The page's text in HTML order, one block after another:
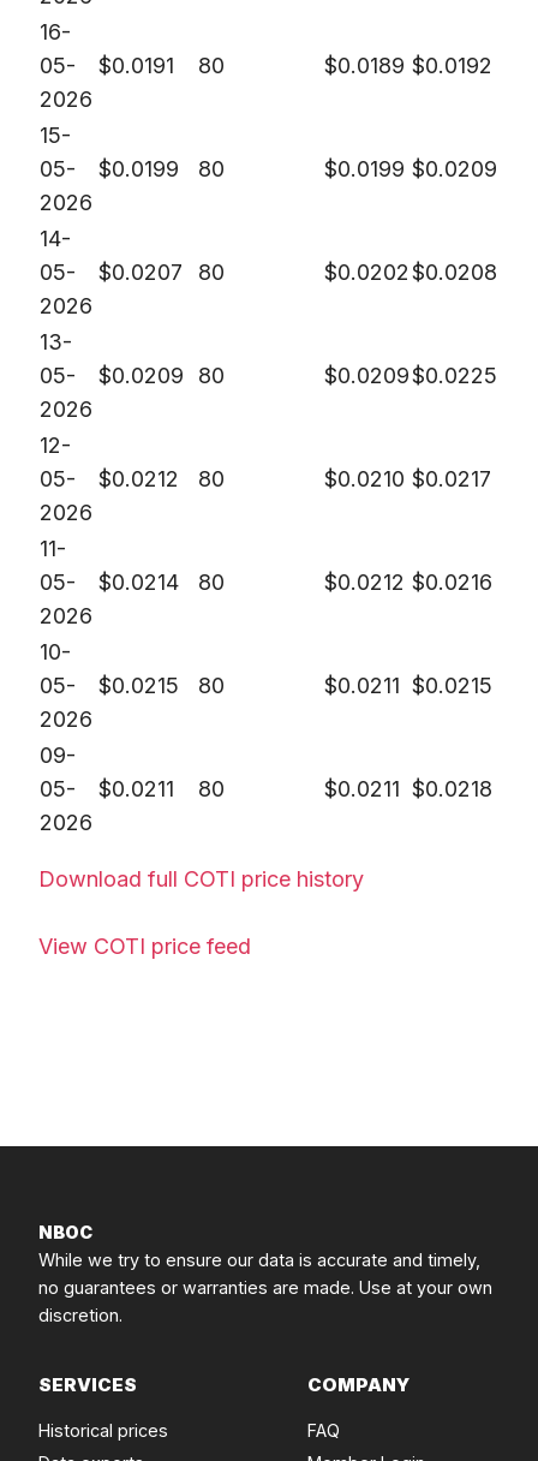
16-
05-
2026
$0.0191 80 $0.0189 $0.0192
15-
05-
2026
$0.0199 80 $0.0199 $0.0209
14-
05-
2026
$0.0207 80 $0.0202$0.0208
13-
05-
2026
$0.0209 80 $0.0209$0.0225
12-
05-
2026
$0.0212 80 $0.0210 $0.0217
11-
05-
2026
$0.0214 80 $0.0212 $0.0216
10-
05-
2026
$0.0215 80 $0.0211 $0.0215
09-
05-
2026
$0.0211 80 $0.0211 $0.0218
Download full COTI price history
View COTI price feed
NBOC
While we try to ensure our data is accurate and timely,
no guarantees or warranties are made. Use at your own
discretion.
SERVICES
Historical prices
COMPANY
FAQ